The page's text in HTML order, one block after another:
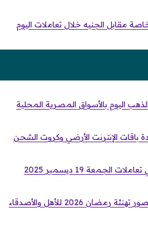
مقابل الجنيه خلال تعاملات اليوم
باقات الإنترنت الأرضي وكروت الشحن
19 ديسمبر 2025
2026 للأهل والأصدقاء